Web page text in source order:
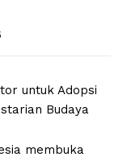
untuk Adopsi
Budaya
membuka